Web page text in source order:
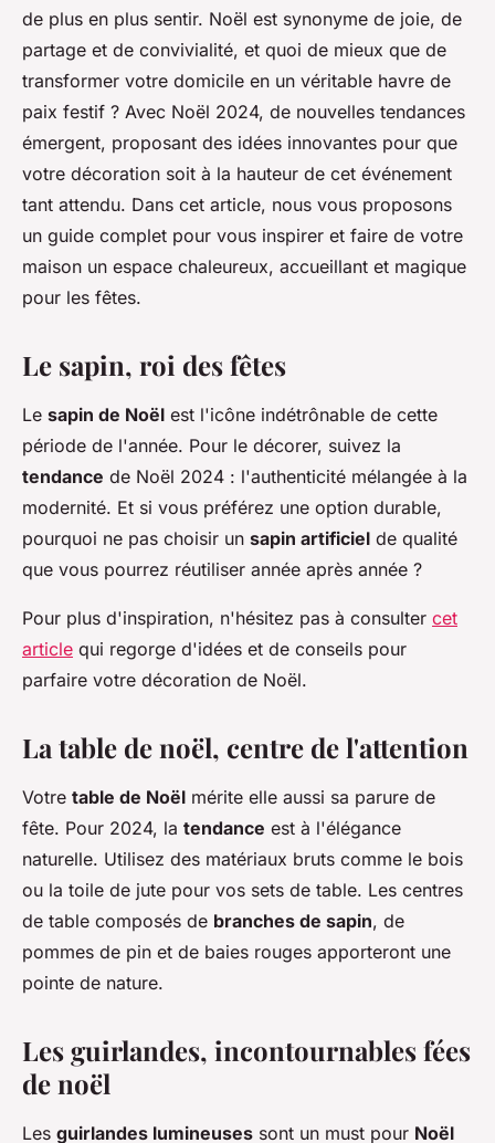
de plus en plus sentir. Noël est synonyme de joie, de
partage et de convivialité, et quoi de mieux que de
transformer votre domicile en un véritable havre de
paix festif ? Avec Noël 2024, de nouvelles tendances
émergent, proposant des idées innovantes pour que
votre décoration soit à la hauteur de cet événement
tant attendu. Dans cet article, nous vous proposons
un guide complet pour vous inspirer et faire de votre
maison un espace chaleureux, accueillant et magique
pour les fêtes.
Le sapin, roi des fêtes
Le sapin de Noël est l'icône indétrônable de cette
période de l'année. Pour le décorer, suivez la
tendance de Noël 2024 : l'authenticité mélangée à la
modernité. Et si vous préférez une option durable,
pourquoi ne pas choisir un sapin artificiel de qualité
que vous pourrez réutiliser année après année ?
Pour plus d'inspiration, n'hésitez pas à consulter cet
article qui regorge d'idées et de conseils pour
parfaire votre décoration de Noël.
La table de noël, centre de l'attention
Votre table de Noël mérite elle aussi sa parure de
fête. Pour 2024, la tendance est à l'élégance
naturelle. Utilisez des matériaux bruts comme le bois
ou la toile de jute pour vos sets de table. Les centres
de table composés de branches de sapin, de
pommes de pin et de baies rouges apporteront une
pointe de nature.
Les guirlandes, incontournables fées
de noël
Les guirlandes lumineuses sont un must pour Noël